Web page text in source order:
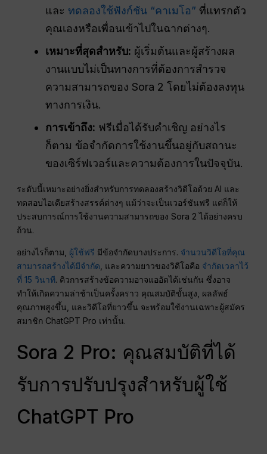
และทดลองใช้ฟังก์ชัน “คาเมโอ” ที่แทรกตัว
คุณเองหรือเพื่อนเข้าไปในฉากต่างๆ.
เหมาะที่สุดสำหรับ: ผู้เริ่มต้นและผู้สร้างผล
งานแบบไม่เป็นทางการที่ต้องการสำรวจ
ความสามารถของ Sora 2 โดยไม่ต้องลงทุน
ทางการเงิน.
การเข้าถึง: ฟรีเมื่อได้รับคำเชิญ อย่างไร
ก็ตาม ข้อจำกัดการใช้งานขึ้นอยู่กับสถานะ
ของเซิร์ฟเวอร์และความต้องการในปัจจุบัน.
ระดับนี้เหมาะอย่างยิ่งสำหรับการทดลองสร้างวิดีโอด้วย AI และ
ทดสอบไอเดียสร้างสรรค์ต่างๆ แม้ว่าจะเป็นเวอร์ชันฟรี แต่ก็ให้
ประสบการณ์การใช้งานความสามารถของ Sora 2 ได้อย่างครบ
ถ้วน.
อย่างไรก็ตาม, ผู้ใช้ฟรี มีข้อจำกัดบางประการ. จำนวนวิดีโอที่คุณ
สามารถสร้างได้มีจำกัด, และความยาวของวิดีโอคือ จำกัดเวลาไว้
ที่ 15 วินาที. คิวการสร้างข้อความอาจแออัดได้เช่นกัน ซึ่งอาจ
ทำให้เกิดความล่าช้าเป็นครั้งคราว คุณสมบัติขั้นสูง, ผลลัพธ์
คุณภาพสูงขึ้น, และวิดีโอที่ยาวขึ้น จะพร้อมใช้งานเฉพาะผู้สมัคร
สมาชิก ChatGPT Pro เท่านั้น.
Sora 2 Pro: คุณสมบัติที่ได้
รับการปรับปรุงสำหรับผู้ใช้
ChatGPT Pro